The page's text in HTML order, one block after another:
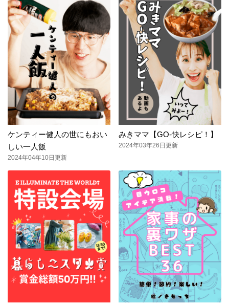
ケンティー健人の世にもおい
しい一人飯
2024年04年10日更新
みきママ【GO-快レシピ！】
2024年03年26日更新